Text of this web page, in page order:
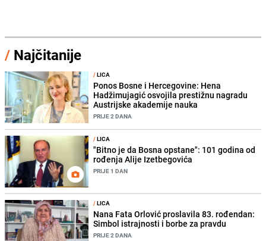
/ Najčitanije
/LICA
Ponos Bosne i Hercegovine: Hena
Hadžimujagić osvojila prestižnu nagradu
Austrijske akademije nauka
PRIJE 2 DANA
/LICA
"Bitno je da Bosna opstane": 101 godina od
rođenja Alije Izetbegovića
PRIJE 1 DAN
/LICA
Nana Fata Orlović proslavila 83. rođendan:
Simbol istrajnosti i borbe za pravdu
PRIJE 2 DANA